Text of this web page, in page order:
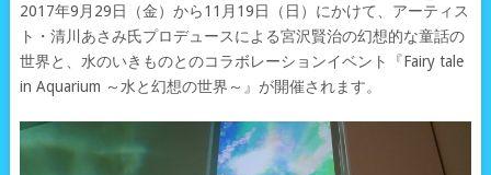
2017年9月29日（金）から11月19日（日）にかけて、アーティス
ト・清川あさみ氏プロデュースによる宮沢賢治の幻想的な童話の
世界と、水のいきものとのコラボレーションイベント『Fairy tale
in Aquarium ～水と幻想の世界～』が開催されます。